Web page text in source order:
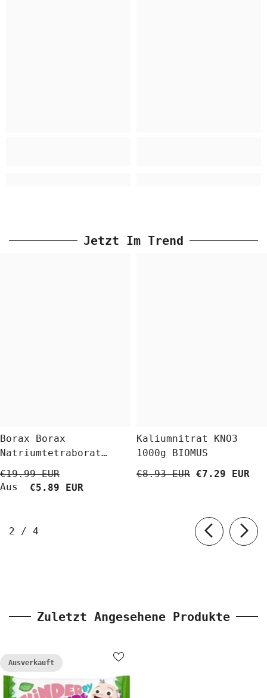
Jetzt Im Trend
Borax Borax
Natriumtetraborat
Decahydrat 5 Kg
BioLaboratorium
€19.99 EUR
Aus
€5.89 EUR
Kaliumnitrat KNO3
1000g BIOMUS
€8.93 EUR €7.29 EUR
2 / von
4
Zuletzt Angesehene Produkte
Ausverkauft